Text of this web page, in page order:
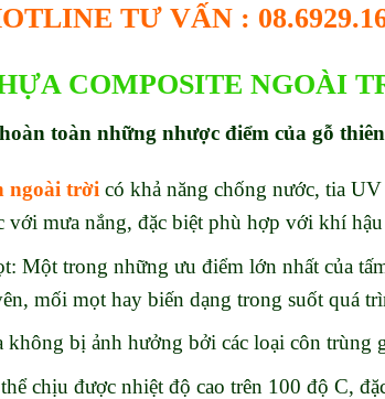
TƯ VẤN :
COMPOSITE NGOÀI
toàn những nhược điểm của gỗ
ngoài trời có khả năng chống nước, tia
mưa nắng, đặc biệt phù hợp với khí
Một trong những ưu điểm lớn nhất của
mối mọt hay biến dạng trong suốt quá
bị ảnh hưởng bởi các loại côn
chịu được nhiệt độ cao trên 100 độ C,